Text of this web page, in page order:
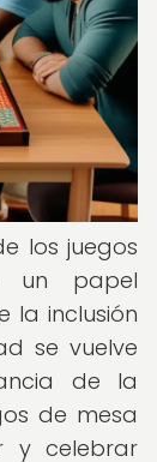
los juegos
un papel
la inclusión
se vuelve
de la
de mesa
y celebrar